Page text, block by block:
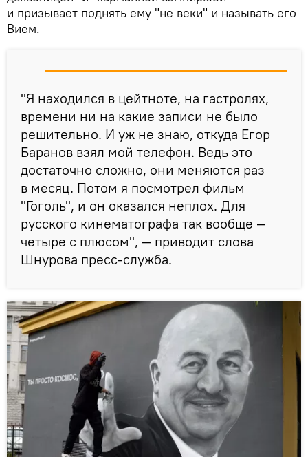
и призывает поднять ему "не веки" и называть его
Вием.
"Я находился в цейтноте, на гастролях,
времени ни на какие записи не было
решительно. И уж не знаю, откуда Егор
Баранов взял мой телефон. Ведь это
достаточно сложно, они меняются раз
в месяц. Потом я посмотрел фильм
"Гоголь", и он оказался неплох. Для
русского кинематографа так вообще —
четыре с плюсом", — приводит слова
Шнурова пресс-служба.